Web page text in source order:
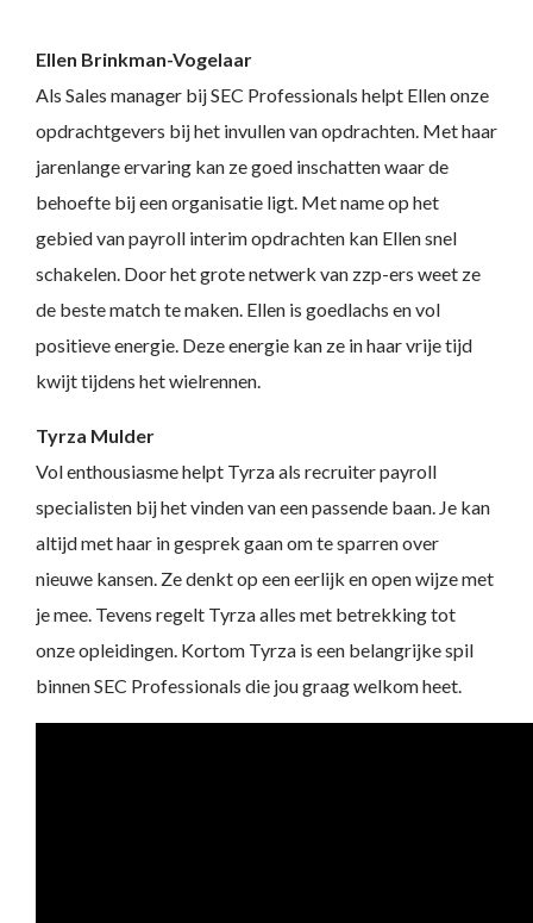
Ellen Brinkman-Vogelaar
Als Sales manager bij SEC Professionals helpt Ellen onze
opdrachtgevers bij het invullen van opdrachten. Met haar
jarenlange ervaring kan ze goed inschatten waar de
behoefte bij een organisatie ligt. Met name op het
gebied van payroll interim opdrachten kan Ellen snel
schakelen. Door het grote netwerk van zzp-ers weet ze
de beste match te maken. Ellen is goedlachs en vol
positieve energie. Deze energie kan ze in haar vrije tijd
kwijt tijdens het wielrennen.
Tyrza Mulder
Vol enthousiasme helpt Tyrza als recruiter payroll
specialisten bij het vinden van een passende baan. Je kan
altijd met haar in gesprek gaan om te sparren over
nieuwe kansen. Ze denkt op een eerlijk en open wijze met
je mee. Tevens regelt Tyrza alles met betrekking tot
onze opleidingen. Kortom Tyrza is een belangrijke spil
binnen SEC Professionals die jou graag welkom heet.